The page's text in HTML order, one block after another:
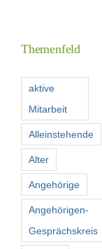
Kontakt
Suche
nach:
Themenfeld
aktive
Mitarbeit
Alleinstehende
Alter
Angehörige
Angehörigen-
Gesprächskreis